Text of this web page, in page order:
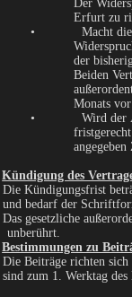
Der
Erfurt zu
• Macht die
der
Beiden
Monats
• Wird der
Kündigung des
Kündigungsfrist
bedarf der
gesetzliche
Bestimmungen zu
Beiträge richten sich
zum 1. Werktag des